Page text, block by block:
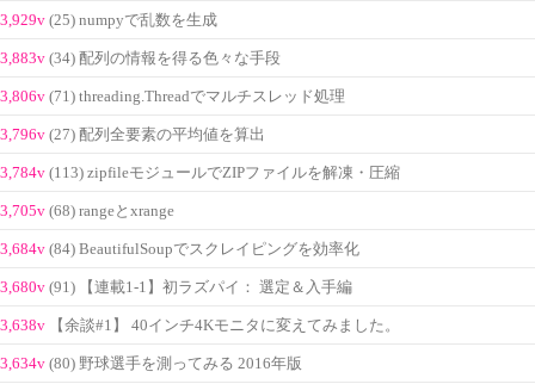
3,929v (25) numpyで乱数を生成
3,883v (34) 配列の情報を得る色々な手段
3,806v (71) threading.Threadでマルチスレッド処理
3,796v (27) 配列全要素の平均値を算出
3,784v (113) zipfileモジュールでZIPファイルを解凍・圧縮
3,705v (68) rangeとxrange
3,684v (84) BeautifulSoupでスクレイピングを効率化
3,680v (91) 【連載1-1】初ラズパイ： 選定＆入手編
3,638v 【余談#1】 40インチ4Kモニタに変えてみました。
3,634v (80) 野球選手を測ってみる 2016年版